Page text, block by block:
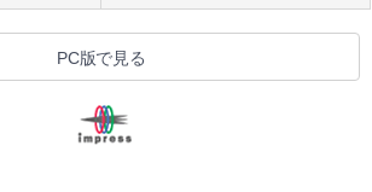
PC版で見る